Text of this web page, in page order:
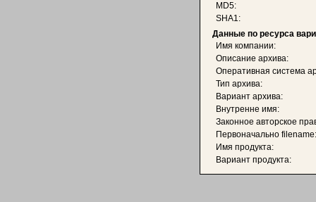
MD5:
SHA1:
Данные по ресурса
Имя компании:
Описание архива:
Оперативная система
Тип архива:
Вариант архива:
Внутренне имя:
Законное авторское
Первоначально filename:
Имя продукта:
Вариант продукта: